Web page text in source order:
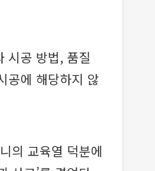
시공 방법, 품질
공에 해당하지 않
의 교육열 덕분에